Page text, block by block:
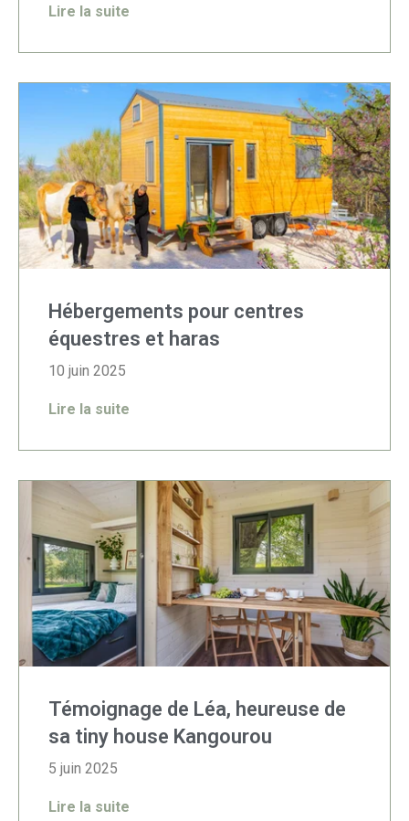
Lire la suite
Hébergements pour centres
équestres et haras
10 juin 2025
Lire la suite
Témoignage de Léa, heureuse de
sa tiny house Kangourou
5 juin 2025
Lire la suite